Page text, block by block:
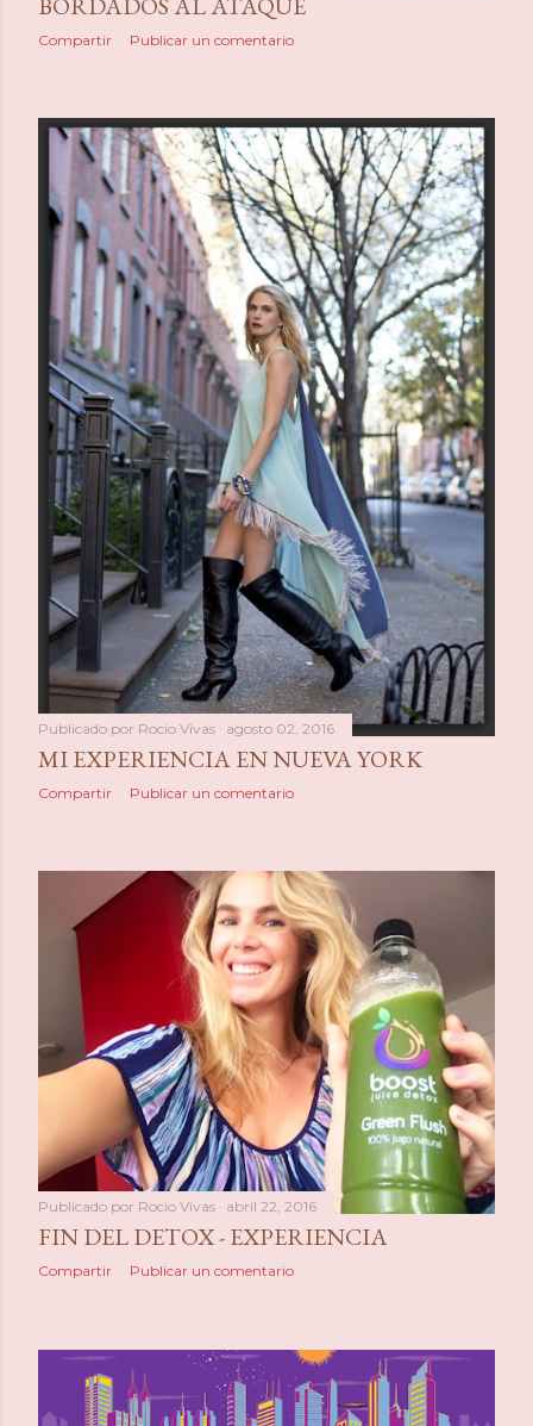
Compartir Publicar un comentario
Publicado por Rocio Vivas agosto 02, 2016
MI EXPERIENCIA EN NUEVA YORK
Compartir Publicar un comentario
Publicado por Rocio Vivas abril 22, 2016
FIN DEL DETOX - EXPERIENCIA
Compartir Publicar un comentario